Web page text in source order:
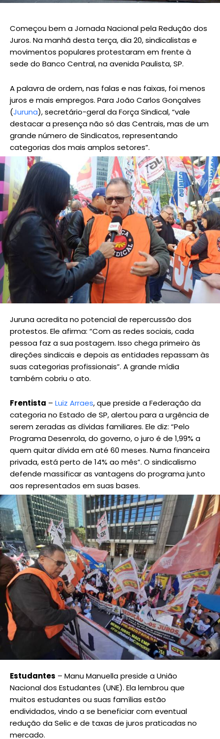
Começou bem a Jornada Nacional pela Redução dos
Juros. Na manhã desta terça, dia 20, sindicalistas e
movimentos populares protestaram em frente à
sede do Banco Central, na avenida Paulista, SP.
A palavra de ordem, nas falas e nas faixas, foi menos
juros e mais empregos. Para João Carlos Gonçalves
(Juruna), secretário-geral da Força Sindical, “vale
destacar a presença não só das Centrais, mas de um
grande número de Sindicatos, representando
categorias dos mais amplos setores”.
Juruna acredita no potencial de repercussão dos
protestos. Ele afirma: “Com as redes sociais, cada
pessoa faz a sua postagem. Isso chega primeiro às
direções sindicais e depois as entidades repassam às
suas categorias profissionais”. A grande mídia
também cobriu o ato.
Frentista – Luiz Arraes, que preside a Federação da
categoria no Estado de SP, alertou para a urgência de
serem zeradas as dívidas familiares. Ele diz: “Pelo
Programa Desenrola, do governo, o juro é de 1,99% a
quem quitar dívida em até 60 meses. Numa financeira
privada, está perto de 14% ao mês”. O sindicalismo
defende massificar as vantagens do programa junto
aos representados em suas bases.
Estudantes – Manu Manuella preside a União
Nacional dos Estudantes (UNE). Ela lembrou que
muitos estudantes ou suas famílias estão
endividados, vindo a se beneficiar com eventual
redução da Selic e de taxas de juros praticadas no
mercado.